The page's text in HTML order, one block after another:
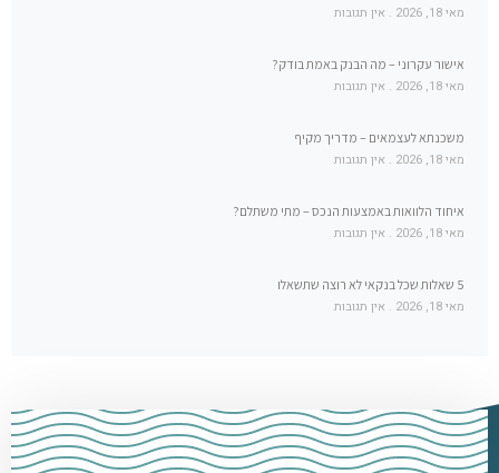
מאי 18, 2026 אין תגובות
אישור עקרוני – מה הבנק באמת בודק?
מאי 18, 2026 אין תגובות
משכנתא לעצמאים – מדריך מקיף
מאי 18, 2026 אין תגובות
איחוד הלוואות באמצעות הנכס – מתי משתלם?
מאי 18, 2026 אין תגובות
5 שאלות שכל בנקאי לא רוצה שתשאלו
מאי 18, 2026 אין תגובות